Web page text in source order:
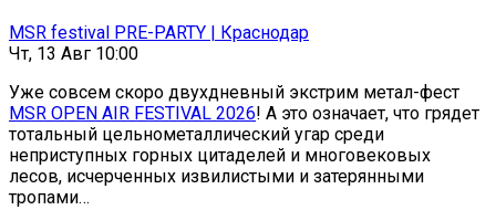
MSR festival PRE-PARTY | Краснодар
Чт, 13 Авг 10:00
Уже совсем скоро двухдневный экстрим метал-фест
MSR OPEN AIR FESTIVAL 2026! А это означает, что грядет
тотальный цельнометаллический угар среди
неприступных горных цитаделей и многовековых
лесов, исчерченных извилистыми и затерянными
тропами…